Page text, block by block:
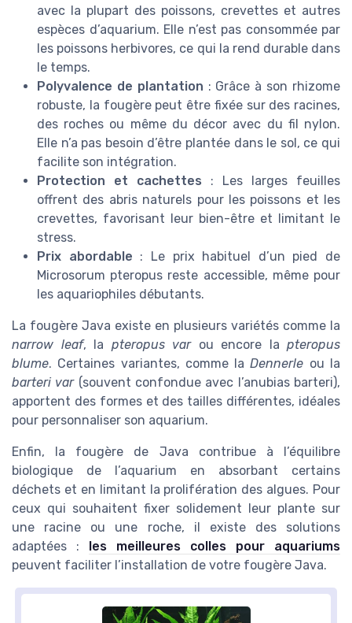
avec la plupart des poissons, crevettes et autres
espèces d’aquarium. Elle n’est pas consommée par
les poissons herbivores, ce qui la rend durable dans
le temps.
Polyvalence de plantation : Grâce à son rhizome
robuste, la fougère peut être fixée sur des racines,
des roches ou même du décor avec du fil nylon.
Elle n’a pas besoin d’être plantée dans le sol, ce qui
facilite son intégration.
Protection et cachettes : Les larges feuilles
offrent des abris naturels pour les poissons et les
crevettes, favorisant leur bien-être et limitant le
stress.
Prix abordable : Le prix habituel d’un pied de
Microsorum pteropus reste accessible, même pour
les aquariophiles débutants.
La fougère Java existe en plusieurs variétés comme la
narrow leaf, la pteropus varou encore la pteropus
blume. Certaines variantes, comme laDennerle ou la
barteri var(souvent confondue avec l’anubias barteri),
apportent des formes et des tailles différentes, idéales
pour personnaliser son aquarium.
Enfin, la fougère de Java contribue à l’équilibre
biologique de l’aquarium en absorbant certains
déchets et en limitant la prolifération des algues. Pour
ceux qui souhaitent fixer solidement leur plante sur
une racine ou une roche, il existe des solutions
adaptées : les meilleures colles pour aquariums
peuvent faciliter l’installation de votre fougère Java.